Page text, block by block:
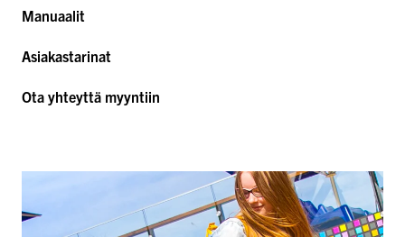
Manuaalit
Asiakastarinat
Ota yhteyttä myyntiin